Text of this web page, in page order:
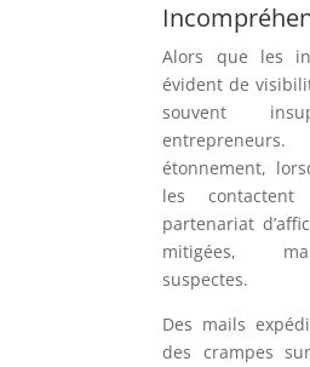
Alors que les
évident de
souvent
étonnement,
les
partenariat
mitigées,
suspectes.
Des mails
des crampes